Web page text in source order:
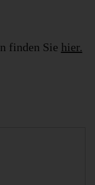
finden Sie hier.